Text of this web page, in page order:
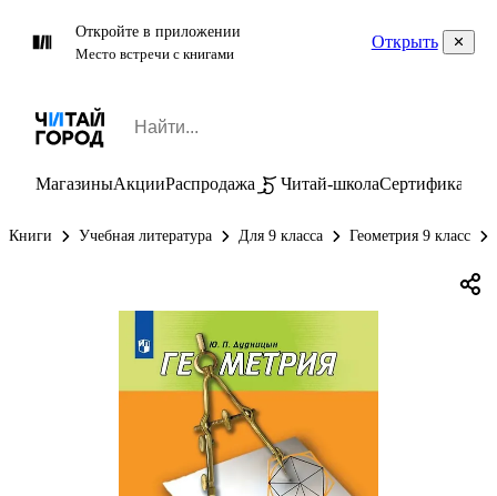
Откройте в приложении
Место встречи с книгами
Открыть
МагазиныАкцииРаспродажа Читай-школаСертификаты
Книги Учебная литература Для 9 класса Геометрия 9 класс